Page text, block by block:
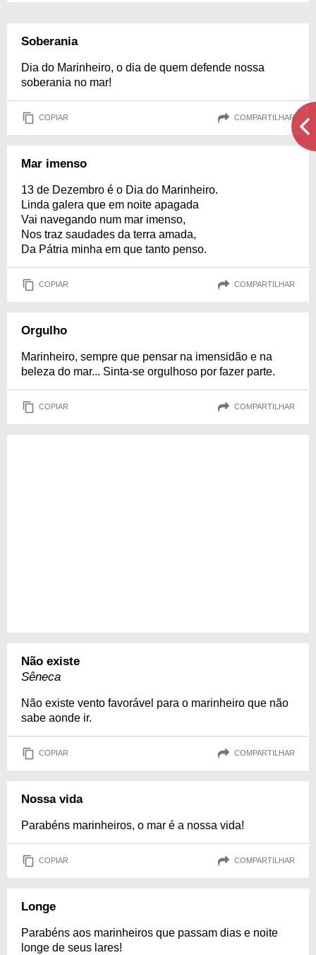
Soberania
Dia do Marinheiro, o dia de quem defende nossa
soberania no mar!
COPIAR COMPARTILHAR
Mar imenso
13 de Dezembro é o Dia do Marinheiro.
Linda galera que em noite apagada
Vai navegando num mar imenso,
Nos traz saudades da terra amada,
Da Pátria minha em que tanto penso.
COPIAR COMPARTILHAR
Orgulho
Marinheiro, sempre que pensar na imensidão e na
beleza do mar... Sinta-se orgulhoso por fazer parte.
COPIAR COMPARTILHAR
Não existe
Sêneca
Não existe vento favorável para o marinheiro que não
sabe aonde ir.
COPIAR COMPARTILHAR
Nossa vida
Parabéns marinheiros, o mar é a nossa vida!
COPIAR COMPARTILHAR
Longe
Parabéns aos marinheiros que passam dias e noite
longe de seus lares!